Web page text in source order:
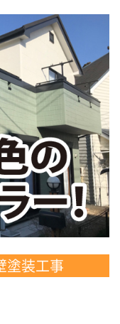
装工事